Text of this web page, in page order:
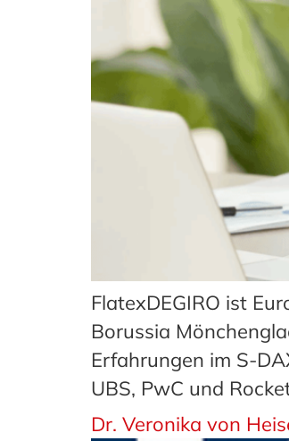
FlatexDEGIRO ist
Borussia
Erfahrungen im S-
UBS, PwC und
Dr. Veronika von